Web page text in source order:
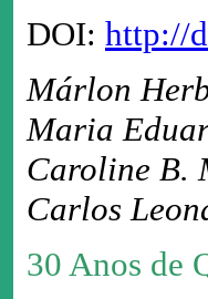
DOI: http://
Márlon
Maria
Caroline B.
Carlos
30 Anos de